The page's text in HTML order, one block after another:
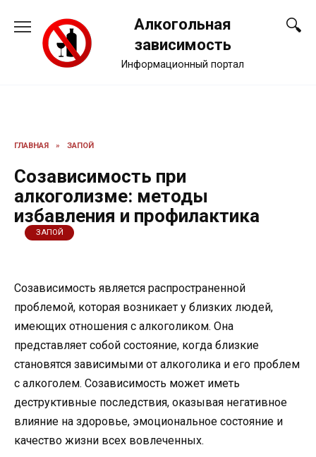
содержанию
Алкогольная
зависимость
Информационный портал
ГЛАВНАЯ » ЗАПОЙ
Созависимость при
алкоголизме: методы
избавления и профилактика
ЗАПОЙ
Созависимость является распространенной
проблемой, которая возникает у близких людей,
имеющих отношения с алкоголиком. Она
представляет собой состояние, когда близкие
становятся зависимыми от алкоголика и его проблем
с алкоголем. Созависимость может иметь
деструктивные последствия, оказывая негативное
влияние на здоровье, эмоциональное состояние и
качество жизни всех вовлеченных.